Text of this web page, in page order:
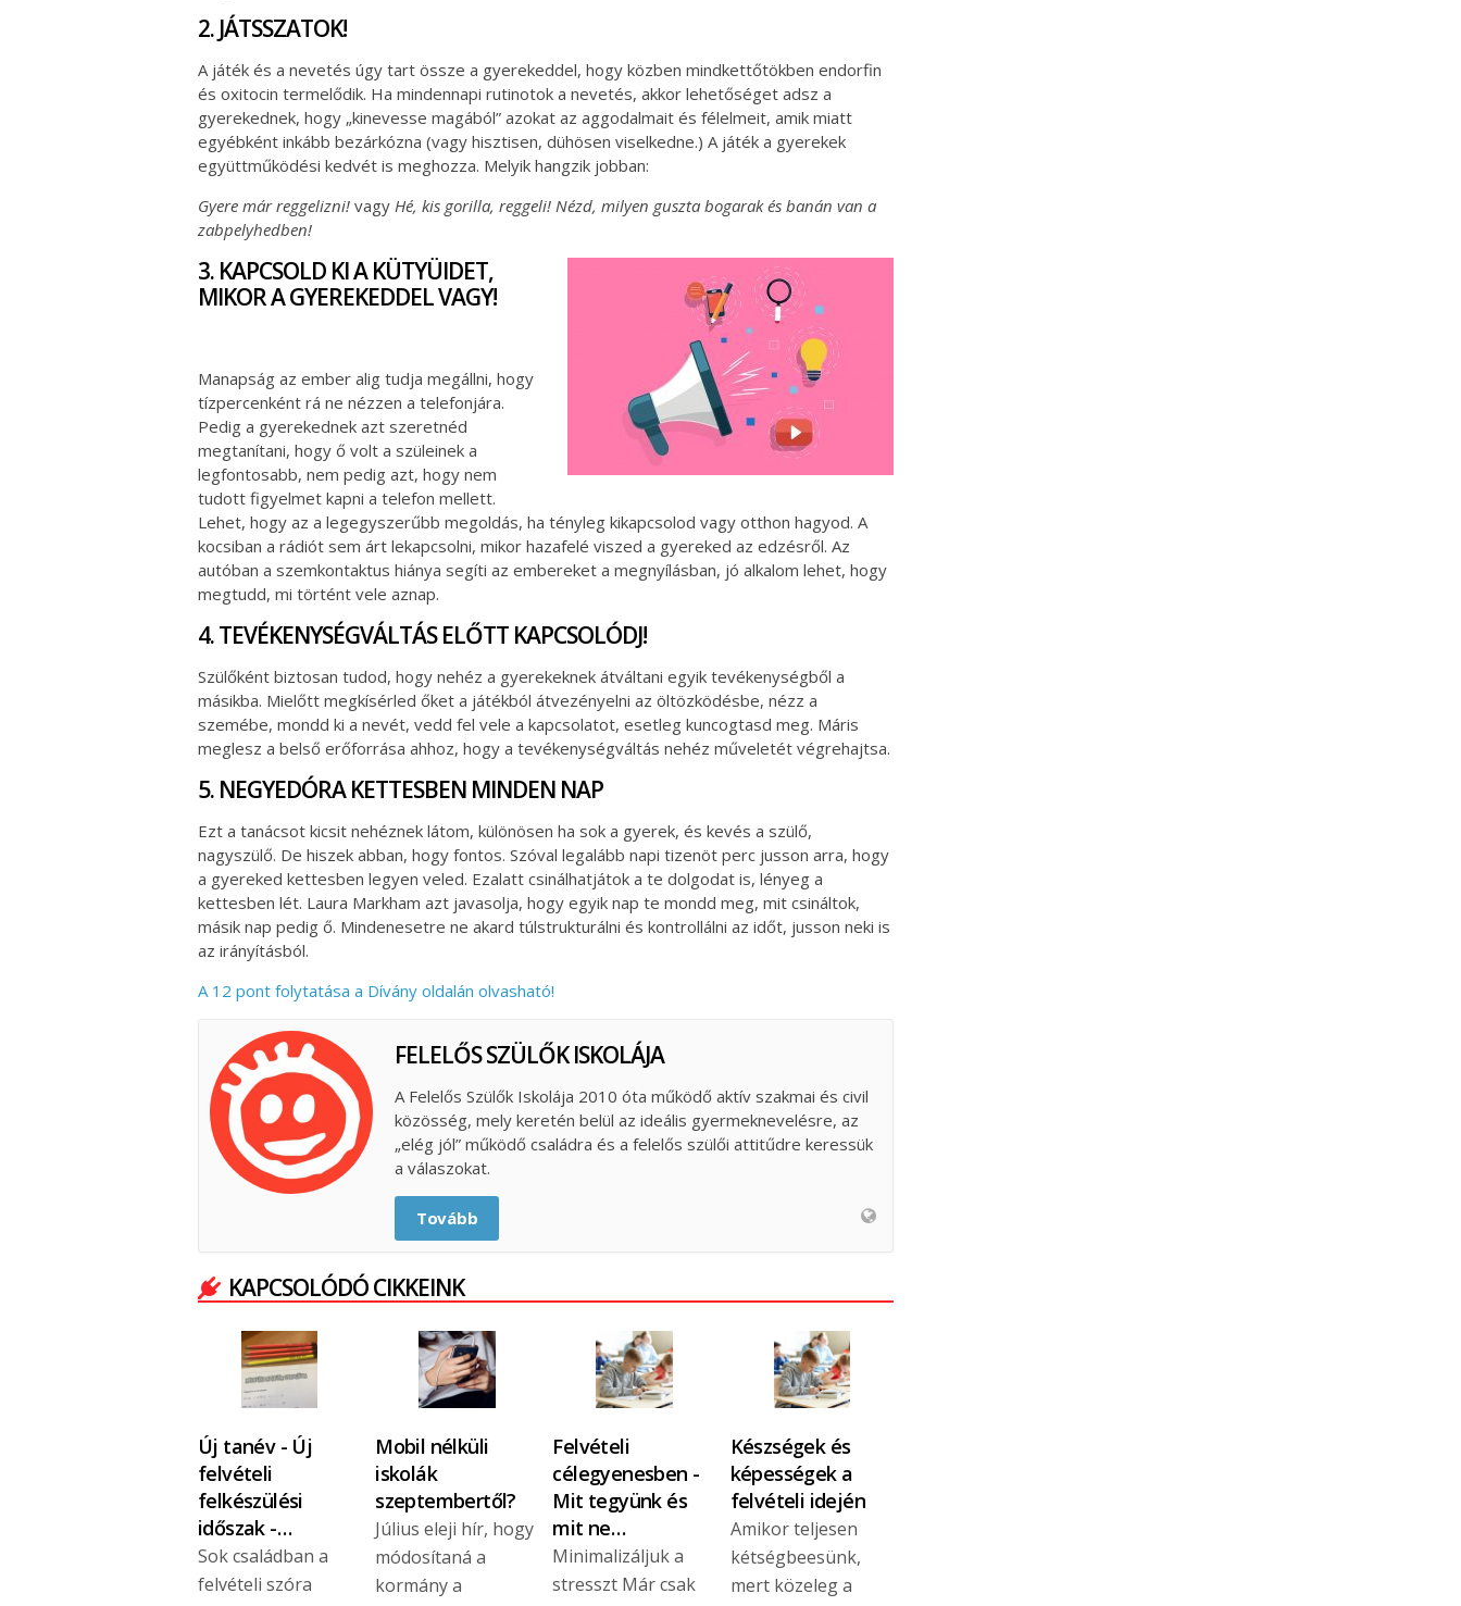
2. JÁTSSZATOK!
A játék és a nevetés úgy tart össze a gyerekeddel, hogy közben mindkettőtökben endorfin
és oxitocin termelődik. Ha mindennapi rutinotok a nevetés, akkor lehetőséget adsz a
gyerekednek, hogy „kinevesse magából” azokat az aggodalmait és félelmeit, amik miatt
egyébként inkább bezárkózna (vagy hisztisen, dühösen viselkedne.) A játék a gyerekek
együttműködési kedvét is meghozza. Melyik hangzik jobban:
Gyere már reggelizni! vagy Hé, kis gorilla, reggeli! Nézd, milyen guszta bogarak és banán van a
zabpelyhedben!
3. KAPCSOLD KI A KÜTYÜIDET,
MIKOR A GYEREKEDDEL VAGY!
Manapság az ember alig tudja megállni, hogy
tízpercenként rá ne nézzen a telefonjára.
Pedig a gyerekednek azt szeretnéd
megtanítani, hogy ő volt a szüleinek a
legfontosabb, nem pedig azt, hogy nem
tudott figyelmet kapni a telefon mellett.
Lehet, hogy az a legegyszerűbb megoldás, ha tényleg kikapcsolod vagy otthon hagyod. A
kocsiban a rádiót sem árt lekapcsolni, mikor hazafelé viszed a gyereked az edzésről. Az
autóban a szemkontaktus hiánya segíti az embereket a megnyílásban, jó alkalom lehet, hogy
megtudd, mi történt vele aznap.
4. TEVÉKENYSÉGVÁLTÁS ELŐTT KAPCSOLÓDJ!
Szülőként biztosan tudod, hogy nehéz a gyerekeknek átváltani egyik tevékenységből a
másikba. Mielőtt megkísérled őket a játékból átvezényelni az öltözködésbe, nézz a
szemébe, mondd ki a nevét, vedd fel vele a kapcsolatot, esetleg kuncogtasd meg. Máris
meglesz a belső erőforrása ahhoz, hogy a tevékenységváltás nehéz műveletét végrehajtsa.
5. NEGYEDÓRA KETTESBEN MINDEN NAP
Ezt a tanácsot kicsit nehéznek látom, különösen ha sok a gyerek, és kevés a szülő,
nagyszülő. De hiszek abban, hogy fontos. Szóval legalább napi tizenöt perc jusson arra, hogy
a gyereked kettesben legyen veled. Ezalatt csinálhatjátok a te dolgodat is, lényeg a
kettesben lét. Laura Markham azt javasolja, hogy egyik nap te mondd meg, mit csináltok,
másik nap pedig ő. Mindenesetre ne akard túlstrukturálni és kontrollálni az időt, jusson neki is
az irányításból.
A 12 pont folytatása a Dívány oldalán olvasható!
FELELŐS SZÜLŐK ISKOLÁJA
A Felelős Szülők Iskolája 2010 óta működő aktív szakmai és civil
közösség, mely keretén belül az ideális gyermeknevelésre, az
„elég jól” működő családra és a felelős szülői attitűdre keressük
a válaszokat.
Tovább
KAPCSOLÓDÓ CIKKEINK
Új tanév - Új
felvételi
felkészülési
időszak -…
Sok családban a
felvételi szóra
Mobil nélküli
iskolák
szeptembertől?
Július eleji hír, hogy
módosítaná a
kormány a
Felvételi
célegyenesben -
Mit tegyünk és
mit ne…
Minimalizáljuk a
stresszt Már csak
Készségek és
képességek a
felvételi idején
Amikor teljesen
kétségbeesünk,
mert közeleg a